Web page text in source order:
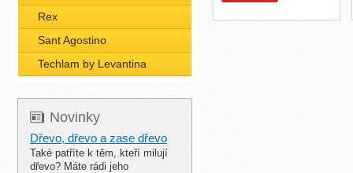
Rex
Sant Agostino
Techlam by Levantina
Novinky
Dřevo, dřevo a zase dřevo
Také patříte k těm, kteří milují
dřevo? Máte rádi jeho